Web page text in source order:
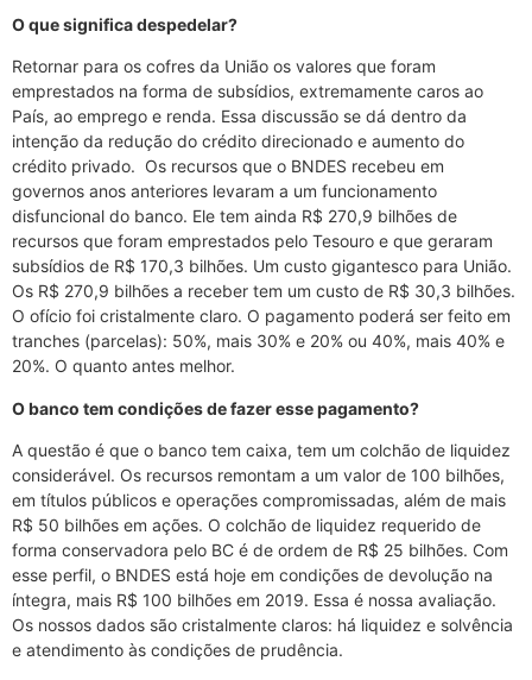
O que significa despedelar?
Retornar para os cofres da União os valores que foram
emprestados na forma de subsídios, extremamente caros ao
País, ao emprego e renda. Essa discussão se dá dentro da
intenção da redução do crédito direcionado e aumento do
crédito privado. Os recursos que o BNDES recebeu em
governos anos anteriores levaram a um funcionamento
disfuncional do banco. Ele tem ainda R$ 270,9 bilhões de
recursos que foram emprestados pelo Tesouro e que geraram
subsídios de R$ 170,3 bilhões. Um custo gigantesco para União.
Os R$ 270,9 bilhões a receber tem um custo de R$ 30,3 bilhões.
O ofício foi cristalmente claro. O pagamento poderá ser feito em
tranches (parcelas): 50%, mais 30% e 20% ou 40%, mais 40% e
20%. O quanto antes melhor.
O banco tem condições de fazer esse pagamento?
A questão é que o banco tem caixa, tem um colchão de liquidez
considerável. Os recursos remontam a um valor de 100 bilhões,
em títulos públicos e operações compromissadas, além de mais
R$ 50 bilhões em ações. O colchão de liquidez requerido de
forma conservadora pelo BC é de ordem de R$ 25 bilhões. Com
esse perfil, o BNDES está hoje em condições de devolução na
íntegra, mais R$ 100 bilhões em 2019. Essa é nossa avaliação.
Os nossos dados são cristalmente claros: há liquidez e solvência
e atendimento às condições de prudência.